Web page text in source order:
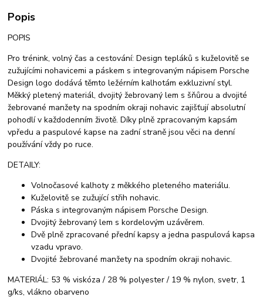
Popis
POPIS
Pro trénink, volný čas a cestování: Design tepláků s kuželovitě se
zužujícími nohavicemi a páskem s integrovaným nápisem Porsche
Design logo dodává těmto ležérním kalhotám exkluzivní styl.
Měkký pletený materiál, dvojitý žebrovaný lem s šňůrou a dvojité
žebrované manžety na spodním okraji nohavic zajišťují absolutní
pohodlí v každodenním životě. Díky plně zpracovaným kapsám
vpředu a paspulové kapse na zadní straně jsou věci na denní
používání vždy po ruce.
DETAILY:
Volnočasové kalhoty z měkkého pleteného materiálu.
Kuželovitě se zužující střih nohavic.
Páska s integrovaným nápisem Porsche Design.
Dvojitý žebrovaný lem s kordelovým uzávěrem.
Dvě plně zpracované přední kapsy a jedna paspulová kapsa
vzadu vpravo.
Dvojité žebrované manžety na spodním okraji nohavic.
MATERIÁL: 53 % viskóza / 28 % polyester / 19 % nylon, svetr, 1
g/ks, vlákno obarveno